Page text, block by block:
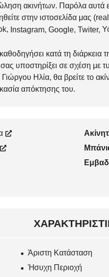
ακινήτων. Παρόλα αυτά
στην ιστοσελίδα μας (
, Instagram, Google, Twiter,
κατά τη διάρκεια
υποστηρίξει σε σχέση με
Ηλία, θα βρείτε το
απόκτησης του.
Άριστη Κατάσταση
Ήσυχη Περιοχή